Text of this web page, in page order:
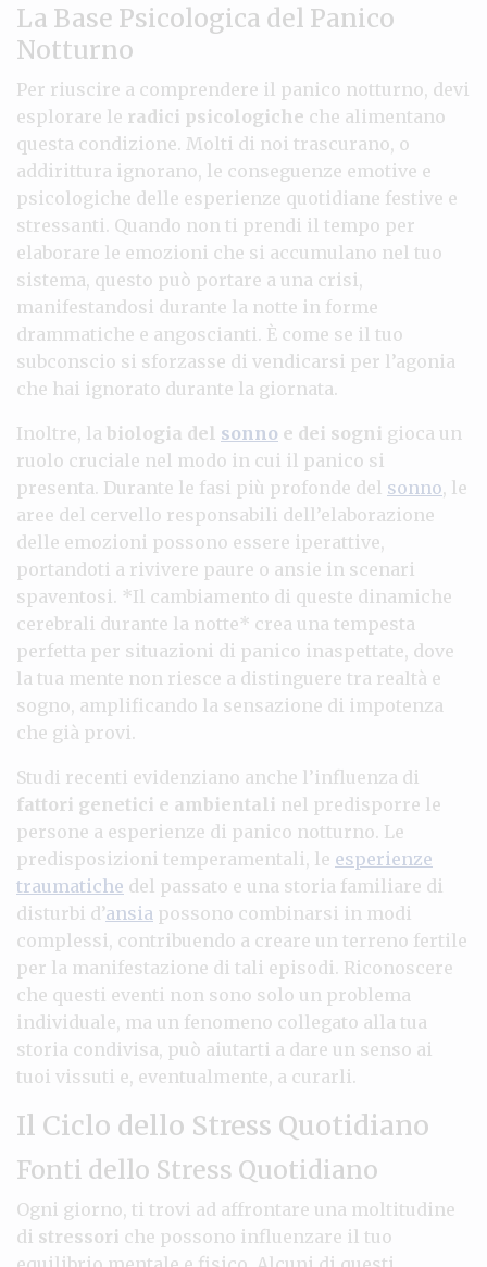
La Base Psicologica del Panico
Notturno
Per riuscire a comprendere il panico notturno, devi
esplorare le radici psicologiche che alimentano
questa condizione. Molti di noi trascurano, o
addirittura ignorano, le conseguenze emotive e
psicologiche delle esperienze quotidiane festive e
stressanti. Quando non ti prendi il tempo per
elaborare le emozioni che si accumulano nel tuo
sistema, questo può portare a una crisi,
manifestandosi durante la notte in forme
drammatiche e angoscianti. È come se il tuo
subconscio si sforzasse di vendicarsi per l’agonia
che hai ignorato durante la giornata.
Inoltre, la biologia del sonno e dei sogni gioca un
ruolo cruciale nel modo in cui il panico si
presenta. Durante le fasi più profonde del sonno, le
aree del cervello responsabili dell’elaborazione
delle emozioni possono essere iperattive,
portandoti a rivivere paure o ansie in scenari
spaventosi. *Il cambiamento di queste dinamiche
cerebrali durante la notte* crea una tempesta
perfetta per situazioni di panico inaspettate, dove
la tua mente non riesce a distinguere tra realtà e
sogno, amplificando la sensazione di impotenza
che già provi.
Studi recenti evidenziano anche l’influenza di
fattori genetici e ambientali nel predisporre le
persone a esperienze di panico notturno. Le
predisposizioni temperamentali, le esperienze
traumatiche del passato e una storia familiare di
disturbi d’ansia possono combinarsi in modi
complessi, contribuendo a creare un terreno fertile
per la manifestazione di tali episodi. Riconoscere
che questi eventi non sono solo un problema
individuale, ma un fenomeno collegato alla tua
storia condivisa, può aiutarti a dare un senso ai
tuoi vissuti e, eventualmente, a curarli.
Il Ciclo dello Stress Quotidiano
Fonti dello Stress Quotidiano
Ogni giorno, ti trovi ad affrontare una moltitudine
di stressori che possono influenzare il tuo